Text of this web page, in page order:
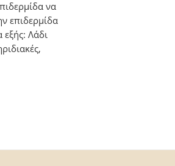
να
επιδερμίδα
εξής: Λάδι